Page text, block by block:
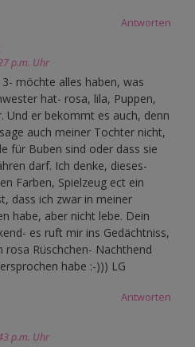
Antworten
p.m. Uhr
möchte alles haben, was
hat- rosa, lila, Puppen,
Und er bekommt es auch, denn
auch meiner Tochter nicht,
für Buben sind oder dass sie
darf. Ich denke, dieses-
Farben, Spielzeug ect ein
dass ich zwar in meiner
habe, aber nicht lebe. Dein
es ruft mir ins Gedächtniss,
rosa Rüschchen- Nachthend
habe :-))) LG
Antworten
p.m. Uhr